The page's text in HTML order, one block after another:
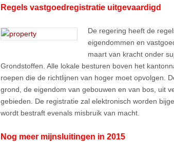
Regels vastgoedregistratie uitgevaardigd
De regering heeft de
eigendommen en
maart van kracht onder
Grondstoffen. Alle lokale besturen boven het
roepen die de richtlijnen van hoger moet opvolgen.
grond, de eigendom van gebouwen en van bos, uit
gebieden. De registratie zal elektronisch worden
wordt bestraft evenals misbruik van macht.
Nog meer mijnsluitingen in 2015